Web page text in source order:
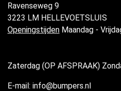
Ravenseweg 9
3223 LM HELLEVOETSLUIS
Openingstijden Maandag -
Zaterdag (OP AFSPRAAK)
E-mail: info@bumpers.nl